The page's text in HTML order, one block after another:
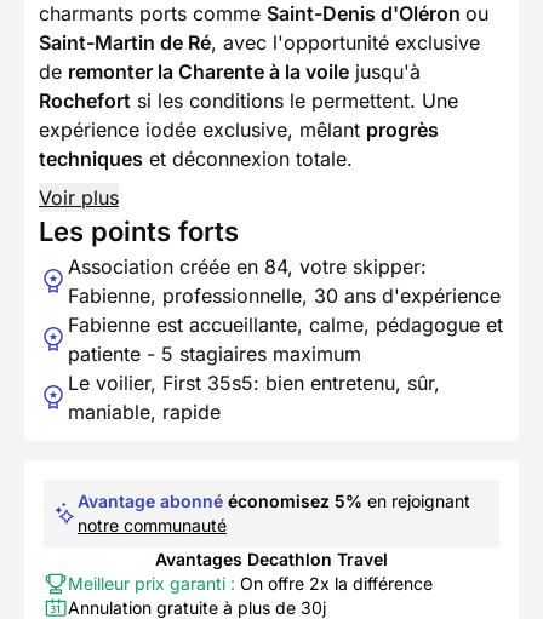
charmants ports comme Saint-Denis d'Oléron ou
Saint-Martin de Ré, avec l'opportunité exclusive
de remonter la Charente à la voile jusqu'à
Rochefort si les conditions le permettent. Une
expérience iodée exclusive, mêlant progrès
techniques et déconnexion totale.
Voir plus
Les points forts
Association créée en 84, votre skipper:
Fabienne, professionnelle, 30 ans d'expérience
Fabienne est accueillante, calme, pédagogue et
patiente - 5 stagiaires maximum
Le voilier, First 35s5: bien entretenu, sûr,
maniable, rapide
Avantage abonné économisez 5% en rejoignant
notre communauté
Avantages Decathlon Travel
Meilleur prix garanti : On offre 2x la différence
Annulation gratuite à plus de 30j